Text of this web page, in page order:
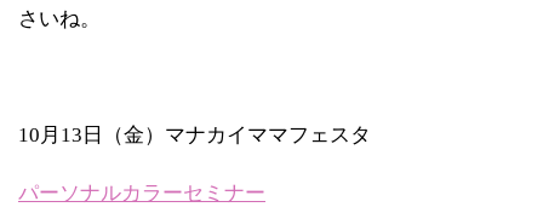
さいね。
10月13日（金）マナカイママフェスタ
パーソナルカラーセミナー